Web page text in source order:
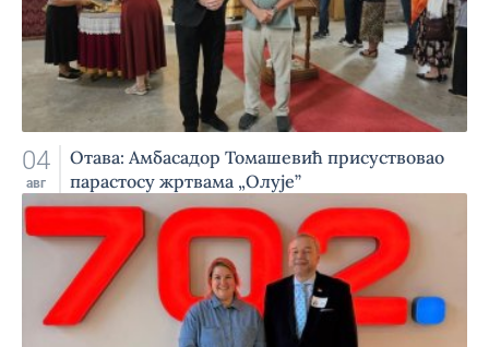
04
авг
Отава: Амбасадор Томашевић присуствовао
парастосу жртвама „Олује”